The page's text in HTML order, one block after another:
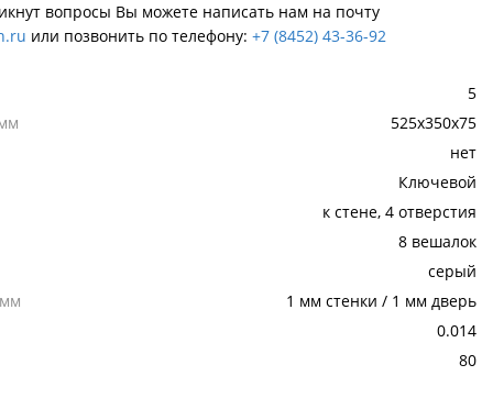
вопросы Вы можете написать нам на почту
или позвонить по телефону: +7 (8452) 43-36-92
5
525x350x75
нет
Ключевой
к стене, 4 отверстия
8 вешалок
серый
1 мм стенки / 1 мм дверь
0.014
80